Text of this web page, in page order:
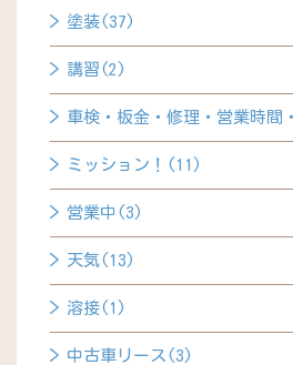
塗装(37)
講習(2)
車検・板金・修理・営業時間
ミッション！(11)
営業中(3)
天気(13)
溶接(1)
中古車リース(3)